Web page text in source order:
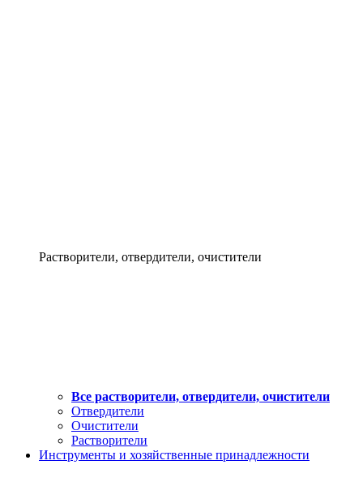
Растворители, отвердители, очистители
Все растворители, отвердители, очистители
Отвердители
Очистители
Растворители
Инструменты и хозяйственные принадлежности